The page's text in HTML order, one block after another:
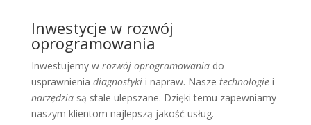
Inwestycje w rozwój
oprogramowania
Inwestujemy w rozwój oprogramowaniado
usprawnienia diagnostykii napraw. Nasze technologiei
narzędziasą stale ulepszane. Dzięki temu zapewniamy
naszym klientom najlepszą jakość usług.